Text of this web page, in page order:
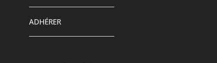
ADHÉRER